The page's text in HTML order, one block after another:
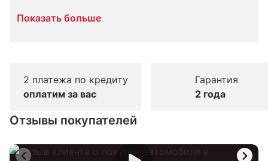
Показать больше
2 платежа по кредиту
оплатим за вас
Гарантия
2 года
Отзывы покупателей